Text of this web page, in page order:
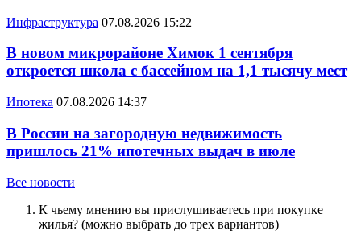
Инфраструктура 07.08.2026 15:22
В новом микрорайоне Химок 1 сентября
откроется школа с бассейном на 1,1 тысячу мест
Ипотека 07.08.2026 14:37
В России на загородную недвижимость
пришлось 21% ипотечных выдач в июле
Все новости
К чьему мнению вы прислушиваетесь при покупке
жилья? (можно выбрать до трех вариантов)